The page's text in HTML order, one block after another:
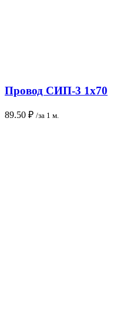
Провод СИП-3 1х70
89.50 ₽ /за 1 м.